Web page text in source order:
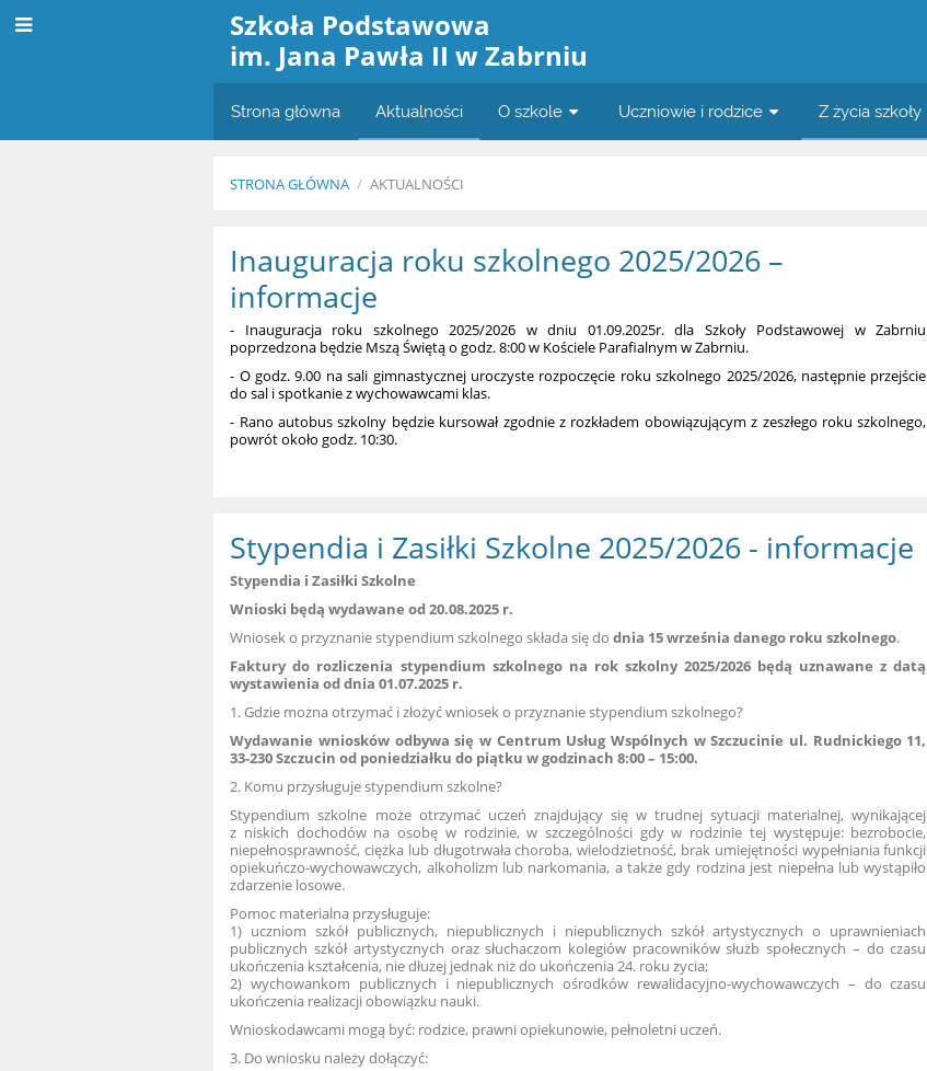
Szkoła Podstawowa
im. Jana Pawła II w Zabrniu
Strona główna Aktualności O szkole Uczniowie i rodzice Z życia szkoły
STRONA GŁÓWNA / AKTUALNOŚCI
Aktualności
Inauguracja roku szkolnego 2025/2026 –
informacje
- Inauguracja roku szkolnego 2025/2026 w dniu 01.09.2025r. dla Szkoły Podstawowej w Zabrniu
poprzedzona będzie Mszą Świętą o godz. 8:00 w Kościele Parafialnym w Zabrniu.
- O godz. 9.00 na sali gimnastycznej uroczyste rozpoczęcie roku szkolnego 2025/2026, następnie przejście
do sal i spotkanie z wychowawcami klas.
- Rano autobus szkolny będzie kursował zgodnie z rozkładem obowiązującym z zeszłego roku szkolnego,
powrót około godz. 10:30.
Stypendia i Zasiłki Szkolne 2025/2026 - informacje
Stypendia i Zasiłki Szkolne
Wnioski będą wydawane od 20.08.2025 r.
Wniosek o przyznanie stypendium szkolnego składa się dodnia 15 września danego roku szkolnego.
Faktury do rozliczenia stypendium szkolnego na rok szkolny 2025/2026 będą uznawane z datą
wystawienia od dnia 01.07.2025 r.
1. Gdzie można otrzymać i złożyć wniosek o przyznanie stypendium szkolnego?
Wydawanie wniosków odbywa się w Centrum Usług Wspólnych w Szczucinie ul. Rudnickiego 11,
33-230 Szczucin od poniedziałku do piątku w godzinach 8:00 – 15:00.
2. Komu przysługuje stypendium szkolne?
Stypendium szkolne może otrzymać uczeń znajdujący się w trudnej sytuacji materialnej, wynikającej
z niskich dochodów na osobę w rodzinie, w szczególności gdy w rodzinie tej występuje: bezrobocie,
niepełnosprawność, ciężka lub długotrwała choroba, wielodzietność, brak umiejętności wypełniania funkcji
opiekuńczo-wychowawczych, alkoholizm lub narkomania, a także gdy rodzina jest niepełna lub wystąpiło
zdarzenie losowe.
Pomoc materialna przysługuje:
1) uczniom szkół publicznych, niepublicznych i niepublicznych szkół artystycznych o uprawnieniach
publicznych szkół artystycznych oraz słuchaczom kolegiów pracowników służb społecznych – do czasu
ukończenia kształcenia, nie dłużej jednak niż do ukończenia 24. roku życia;
2) wychowankom publicznych i niepublicznych ośrodków rewalidacyjno-wychowawczych – do czasu
ukończenia realizacji obowiązku nauki.
Wnioskodawcami mogą być: rodzice, prawni opiekunowie, pełnoletni uczeń.
3. Do wniosku należy dołączyć: